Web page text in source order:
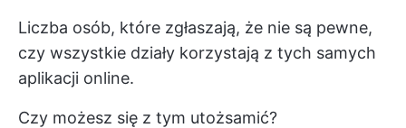
Liczba osób, które zgłaszają, że nie są pewne,
czy wszystkie działy korzystają z tych samych
aplikacji online.
Czy możesz się z tym utożsamić?